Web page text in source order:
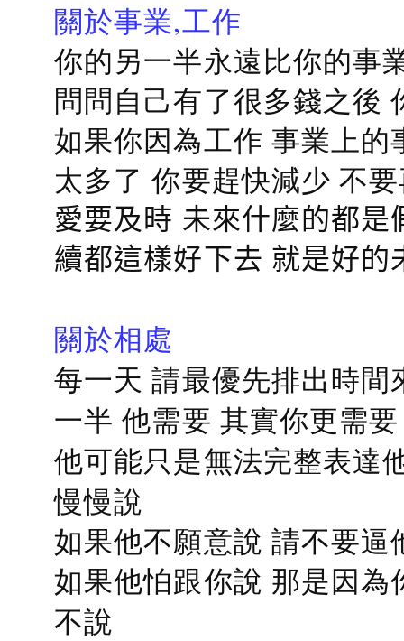
關於事業,工作
你的另一半永遠比你的事
問問自己有了很多錢之後
如果你因為工作 事業上
太多了 你要趕快減少 不
愛要及時 未來什麼的都
續都這樣好下去 就是好的
關於相處
每一天 請最優先排出時
一半 他需要 其實你更需要
他可能只是無法完整表達
慢慢說
如果他不願意說 請不要逼
如果他怕跟你說 那是因
不說